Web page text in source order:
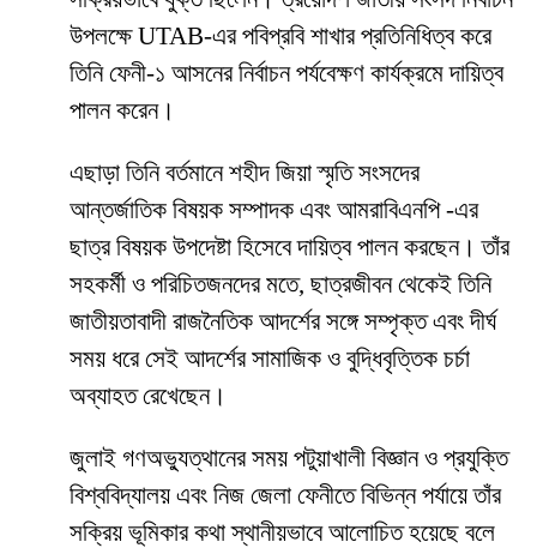
উপলক্ষে UTAB-এর পবিপ্রবি শাখার প্রতিনিধিত্ব করে
তিনি ফেনী-১ আসনের নির্বাচন পর্যবেক্ষণ কার্যক্রমে দায়িত্ব
পালন করেন।
এছাড়া তিনি বর্তমানে শহীদ জিয়া স্মৃতি সংসদের
আন্তর্জাতিক বিষয়ক সম্পাদক এবং আমরাবিএনপি -এর
ছাত্র বিষয়ক উপদেষ্টা হিসেবে দায়িত্ব পালন করছেন। তাঁর
সহকর্মী ও পরিচিতজনদের মতে, ছাত্রজীবন থেকেই তিনি
জাতীয়তাবাদী রাজনৈতিক আদর্শের সঙ্গে সম্পৃক্ত এবং দীর্ঘ
সময় ধরে সেই আদর্শের সামাজিক ও বুদ্ধিবৃত্তিক চর্চা
অব্যাহত রেখেছেন।
জুলাই গণঅভ্যুত্থানের সময় পটুয়াখালী বিজ্ঞান ও প্রযুক্তি
বিশ্ববিদ্যালয় এবং নিজ জেলা ফেনীতে বিভিন্ন পর্যায়ে তাঁর
সক্রিয় ভূমিকার কথা স্থানীয়ভাবে আলোচিত হয়েছে বলে